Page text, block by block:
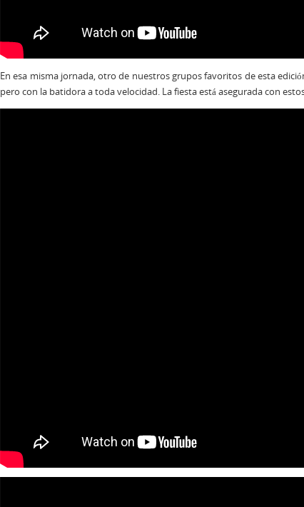
En esa misma jornada, otro de nuestros grupos favoritos de esta
pero con la batidora a toda velocidad. La fiesta está asegurada con